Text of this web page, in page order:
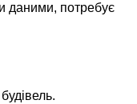
даними, потребує